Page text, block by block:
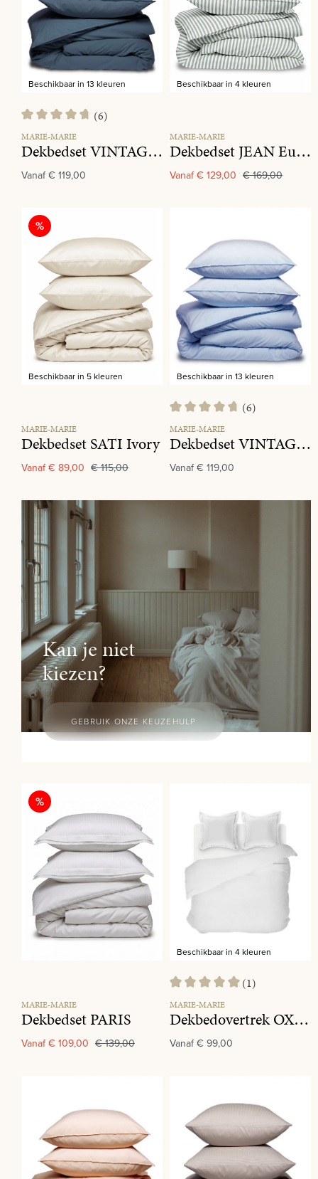
Beschikbaar in 13 kleuren
Gemiddelde waardering van 4.8 van 5 sterren
(6)
MARIE-MARIE
Dekbedset VINTAGE COTTON Yale Blue
Vanaf€ 119,00
Beschikbaar in 4 kleuren
MARIE-MARIE
Dekbedset JEAN Eucalyptus
Vanaf€ 129,00 € 169,00
Korting
%
Beschikbaar in 5 kleuren
MARIE-MARIE
Dekbedset SATI Ivory
Vanaf€ 89,00 € 115,00
Beschikbaar in 13 kleuren
Gemiddelde waardering van
(6)
MARIE-MARIE
Dekbedset VINTAGE COTTON Baby Blue
Vanaf€ 119,00
Kan je niet
kiezen?
GEBRUIK ONZE KEUZEHULP
Korting
%
MARIE-MARIE
Dekbedset PARIS
Vanaf€ 109,00 € 139,00
Beschikbaar in 4 kleuren
Gemiddelde waardering van 5
(1)
MARIE-MARIE
Dekbedovertrek OXFORD Graphite
Vanaf€ 99,00